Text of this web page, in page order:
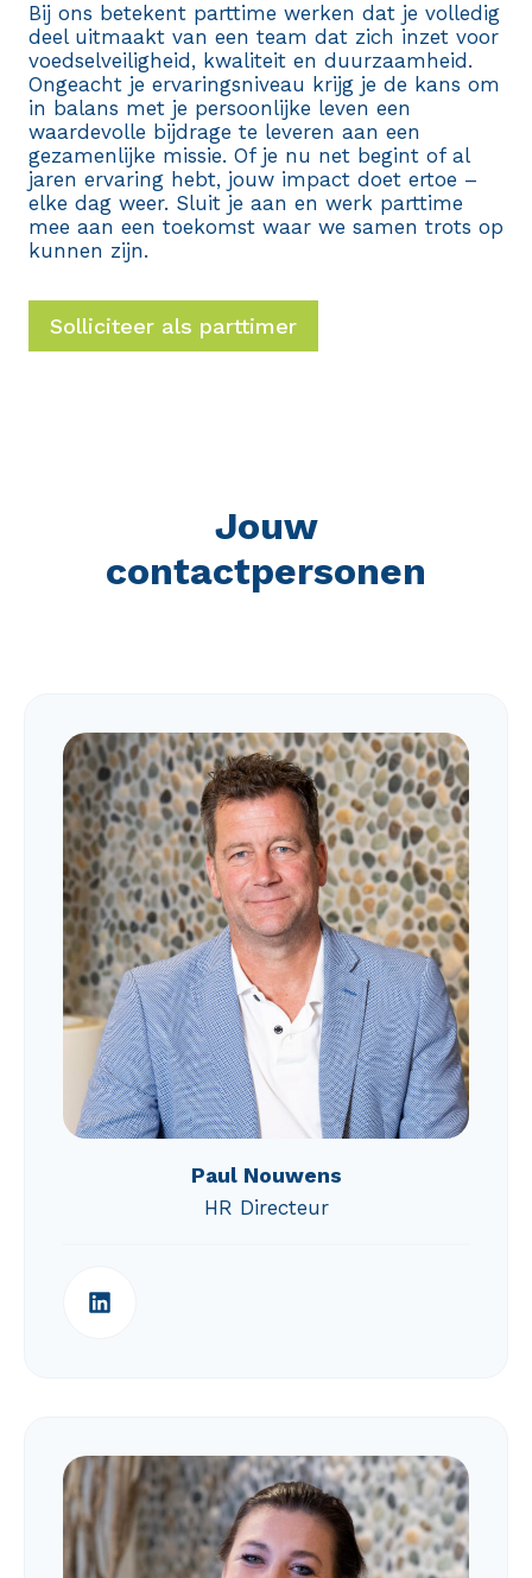
Bij ons betekent parttime werken dat je volledig
deel uitmaakt van een team dat zich inzet voor
voedselveiligheid, kwaliteit en duurzaamheid.
Ongeacht je ervaringsniveau krijg je de kans om
in balans met je persoonlijke leven een
waardevolle bijdrage te leveren aan een
gezamenlijke missie. Of je nu net begint of al
jaren ervaring hebt, jouw impact doet ertoe –
elke dag weer. Sluit je aan en werk parttime
mee aan een toekomst waar we samen trots op
kunnen zijn.
Solliciteer als parttimer
Jouw
contactpersonen
Paul Nouwens
HR Directeur